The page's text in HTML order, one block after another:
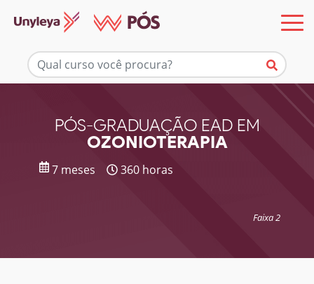
PÓS-GRADUAÇÃO EAD EM
OZONIOTERAPIA
7 meses 360 horas
Faixa 2
Mais informações